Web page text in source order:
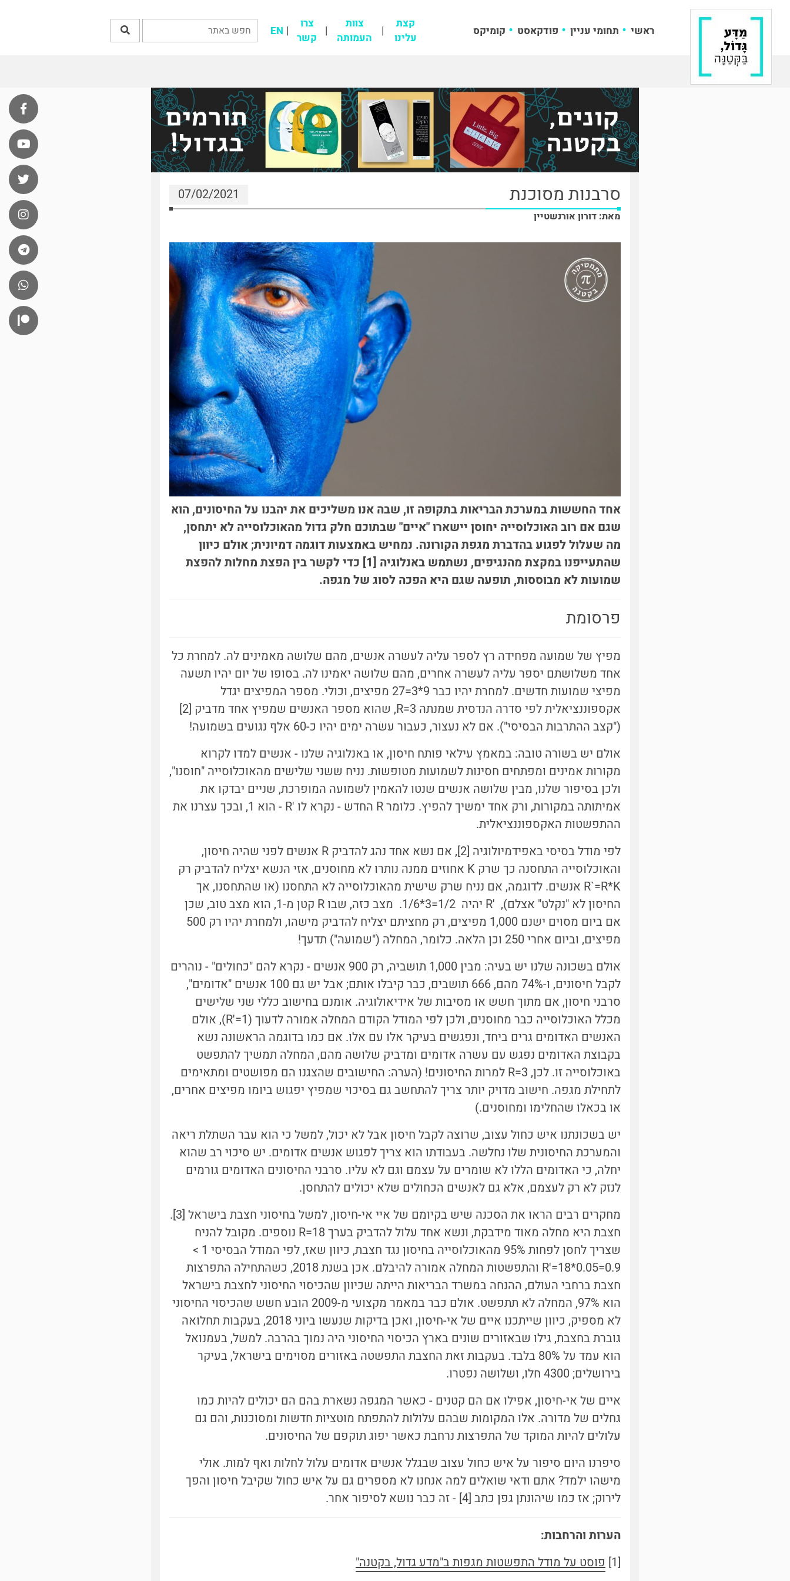
ראשי תחומי עניין פודקאסט קומיקס
קצת
עלינו
צוות
העמותה
צרו
קשר
EN
סרבנות מסוכנת 07/02/2021
מאת: דורון אורנשטיין
אחד החששות במערכת הבריאות בתקופה זו, שבה אנו משליכים את יהבנו על החיסונים, הוא
שגם אם רוב האוכלוסייה יחוסן יישארו "איים" שבתוכם חלק גדול מהאוכלוסייה לא יתחסן,
מה שעלול לפגוע בהדברת מגפת הקורונה. נמחיש באמצעות דוגמה דמיונית; אולם כיוון
שהתעייפנו במקצת מהנגיפים, נשתמש באנלוגיה [1] כדי לקשר בין הפצת מחלות להפצת
שמועות לא מבוססות, תופעה שגם היא הפכה לסוג של מגפה.
פרסומת
מפיץ של שמועה מפחידה רץ לספר עליה לעשרה אנשים, מהם שלושה מאמינים לה. למחרת כל
אחד משלושתם יספר עליה לעשרה אחרים, מהם שלושה יאמינו לה. בסופו של יום יהיו תשעה
מפיצי שמועות חדשים. למחרת יהיו כבר 9*3=27 מפיצים, וכולי. מספר המפיצים יגדל
אקספוננציאלית לפי סדרה הנדסית שמנתה R=3, שהוא מספר האנשים שמפיץ אחד מדביק [2]
("קצב ההתרבות הבסיסי"). אם לא נעצור, כעבור עשרה ימים יהיו כ-60 אלף נגועים בשמועה!
אולם יש בשורה טובה: במאמץ עילאי פותח חיסון, או באנלוגיה שלנו - אנשים למדו לקרוא
מקורות אמינים ומפתחים חסינות לשמועות מטופשות. נניח ששני שלישים מהאוכלוסייה "חוסנו",
ולכן בסיפור שלנו, מבין שלושה אנשים שנטו להאמין לשמועה המופרכת, שניים יבדקו את
אמיתותה במקורות, ורק אחד ימשיך להפיץ. כלומר R החדש - נקרא לו 'R - הוא 1, ובכך עצרנו את
ההתפשטות האקספוננציאלית.
לפי מודל בסיסי באפידמיולוגיה [2], אם נשא אחד נהג להדביק R אנשים לפני שהיה חיסון,
והאוכלוסייה התחסנה כך שרק K אחוזים ממנה נותרו לא מחוסנים, אזי הנשא יצליח להדביק רק
R`=R*K אנשים. לדוגמה, אם נניח שרק שישית מהאוכלוסייה לא התחסנו (או שהתחסנו, אך
החיסון לא "נקלט" אצלם), 'R יהיה 1/2=3*1/6. מצב כזה, שבו R קטן מ-1, הוא מצב טוב, שכן
אם ביום מסוים ישנם 1,000 מפיצים, רק מחציתם יצליח להדביק מישהו, ולמחרת יהיו רק 500
מפיצים, וביום אחרי 250 וכן הלאה. כלומר, המחלה ("שמועה") תדעך!
אולם בשכונה שלנו יש בעיה: מבין 1,000 תושביה, רק 900 אנשים - נקרא להם "כחולים" - נוהרים
לקבל חיסונים, ו-74% מהם, 666 תושבים, כבר קיבלו אותם; אבל יש גם 100 אנשים "אדומים",
סרבני חיסון, אם מתוך חשש או מסיבות של אידיאולוגיה. אומנם בחישוב כללי שני שלישים
מכלל האוכלוסייה כבר מחוסנים, ולכן לפי המודל הקודם המחלה אמורה לדעוך (R'=1), אולם
האנשים האדומים גרים ביחד, ונפגשים בעיקר אלו עם אלו. אם כמו בדוגמה הראשונה נשא
בקבוצת האדומים נפגש עם עשרה אדומים ומדביק שלושה מהם, המחלה תמשיך להתפשט
באוכלוסייה זו. לכן, R=3 למרות החיסונים! (הערה: החישובים שהצגנו הם מפושטים ומתאימים
לתחילת מגפה. חישוב מדויק יותר צריך להתחשב גם בסיכוי שמפיץ יפגוש ביומו מפיצים אחרים,
או בכאלו שהחלימו ומחוסנים.)
יש בשכונתנו איש כחול עצוב, שרוצה לקבל חיסון אבל לא יכול, למשל כי הוא עבר השתלת ריאה
והמערכת החיסונית שלו נחלשה. בעבודתו הוא צריך לפגוש אנשים אדומים. יש סיכוי רב שהוא
יחלה, כי האדומים הללו לא שומרים על עצמם וגם לא עליו. סרבני החיסונים האדומים גורמים
לנזק לא רק לעצמם, אלא גם לאנשים הכחולים שלא יכולים להתחסן.
מחקרים רבים הראו את הסכנה שיש בקיומם של איי אי-חיסון, למשל בחיסוני חצבת בישראל [3].
חצבת היא מחלה מאוד מידבקת, ונשא אחד עלול להדביק בערך R=18 נוספים. מקובל להניח
שצריך לחסן לפחות 95% מהאוכלוסייה בחיסון נגד חצבת, כיוון שאז, לפי המודל הבסיסי 1 >
0.9=R'=18*0.05 והתפשטות המחלה אמורה להיבלם. אכן בשנת 2018, כשהתחילה התפרצות
חצבת ברחבי העולם, ההנחה במשרד הבריאות הייתה שכיוון שהכיסוי החיסוני לחצבת בישראל
הוא 97%, המחלה לא תתפשט. אולם כבר במאמר מקצועי מ-2009 הובע חשש שהכיסוי החיסוני
לא מספיק, כיוון שייתכנו איים של אי-חיסון, ואכן בדיקות שנעשו ביוני 2018, בעקבות תחלואה
גוברת בחצבת, גילו שבאזורים שונים בארץ הכיסוי החיסוני היה נמוך בהרבה. למשל, בעמנואל
הוא עמד על 80% בלבד. בעקבות זאת החצבת התפשטה באזורים מסוימים בישראל, בעיקר
בירושלים; 4300 חלו, ושלושה נפטרו.
איים של אי-חיסון, אפילו אם הם קטנים - כאשר המגפה נשארת בהם הם יכולים להיות כמו
גחלים של מדורה. אלו המקומות שבהם עלולות להתפתח מוטציות חדשות ומסוכנות, והם גם
עלולים להיות המוקד של התפרצות נרחבת כאשר יפוג תוקפם של החיסונים.
סיפרנו היום סיפור על איש כחול עצוב שבגלל אנשים אדומים עלול לחלות ואף למות. אולי
מישהו ילמד? אתם ודאי שואלים למה אנחנו לא מספרים גם על איש כחול שקיבל חיסון והפך
לירוק; אז כמו שיהונתן גפן כתב [4] - זה כבר נושא לסיפור אחר.
הערות והרחבות:
[1]
פוסט על מודל התפשטות מגפות ב"מדע גדול, בקטנה"